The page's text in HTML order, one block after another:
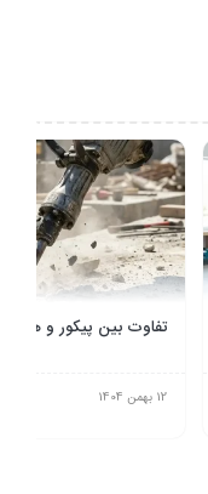
هدیه روز پدر چی بخریم؟
2 دی 1404